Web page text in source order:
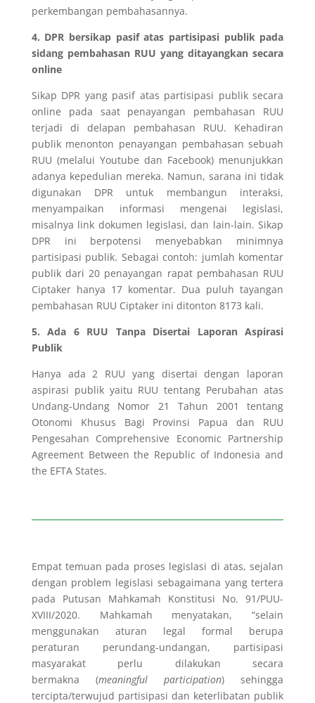
perkembangan pembahasannya.
4. DPR bersikap pasif atas partisipasi publik pada
sidang pembahasan RUU yang ditayangkan secara
online
Sikap DPR yang pasif atas partisipasi publik secara
online pada saat penayangan pembahasan RUU
terjadi di delapan pembahasan RUU. Kehadiran
publik menonton penayangan pembahasan sebuah
RUU (melalui Youtube dan Facebook) menunjukkan
adanya kepedulian mereka. Namun, sarana ini tidak
digunakan DPR untuk membangun interaksi,
menyampaikan informasi mengenai legislasi,
misalnya link dokumen legislasi, dan lain-lain. Sikap
DPR ini berpotensi menyebabkan minimnya
partisipasi publik. Sebagai contoh: jumlah komentar
publik dari 20 penayangan rapat pembahasan RUU
Ciptaker hanya 17 komentar. Dua puluh tayangan
pembahasan RUU Ciptaker ini ditonton 8173 kali.
5. Ada 6 RUU Tanpa Disertai Laporan Aspirasi
Publik
Hanya ada 2 RUU yang disertai dengan laporan
aspirasi publik yaitu RUU tentang Perubahan atas
Undang-Undang Nomor 21 Tahun 2001 tentang
Otonomi Khusus Bagi Provinsi Papua dan RUU
Pengesahan Comprehensive Economic Partnership
Agreement Between the Republic of Indonesia and
the EFTA States.
Empat temuan pada proses legislasi di atas, sejalan
dengan problem legislasi sebagaimana yang tertera
pada Putusan Mahkamah Konstitusi No. 91/PUU-
XVIII/2020. Mahkamah menyatakan, “selain
menggunakan aturan legal formal berupa
peraturan perundang-undangan, partisipasi
masyarakat perlu dilakukan secara
bermakna (meaningful participation) sehingga
tercipta/terwujud partisipasi dan keterlibatan publik